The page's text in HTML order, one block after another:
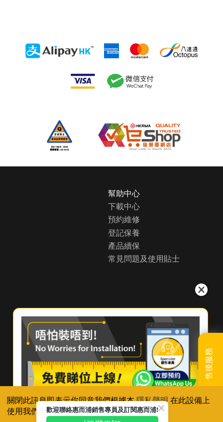
關閉此訊息即表示你同意我們根據本隱私聲明 在此設備上
使用我們的cookie，除非你已停用有關設定。
售後服務
找
經
銷
商
聯
絡
我
們
幫助中心
下載中心
預約維修
登記保養
產品續保
常見問題及使用貼士
聯絡我們
歡迎聯絡惠而浦銷售專員及訂閱惠而浦!